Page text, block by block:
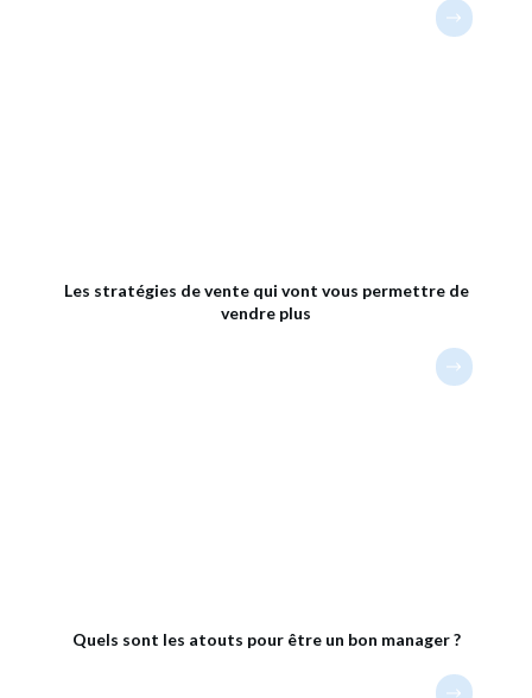
Les stratégies de vente qui vont vous permettre de
vendre plus
Quels sont les atouts pour être un bon manager ?